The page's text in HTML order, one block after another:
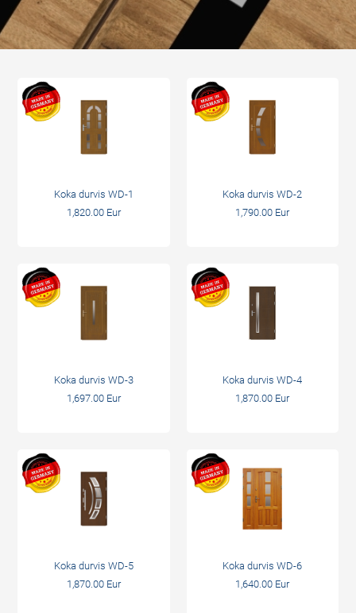
Koka durvis WD-1
1,820.00 Eur
Koka durvis WD-2
1,790.00 Eur
Koka durvis WD-3
1,697.00 Eur
Koka durvis WD-4
1,870.00 Eur
Koka durvis WD-5
1,870.00 Eur
Koka durvis WD-6
1,640.00 Eur